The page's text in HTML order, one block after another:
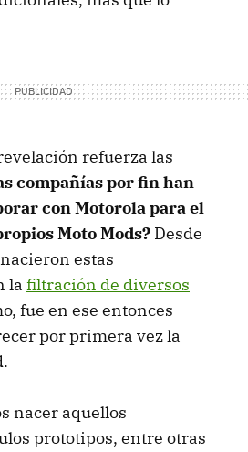
refuerza las
compañías por fin han
con Motorola para el
Moto Mods? Desde
estas
la filtración de diversos
fue en ese entonces
por primera vez la
nacer aquellos
prototipos, entre otras